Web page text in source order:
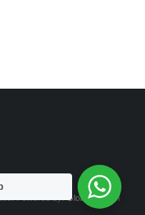
Powered by: Global Design